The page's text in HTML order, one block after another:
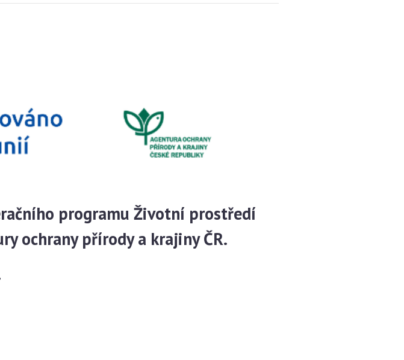
programu Životní prostředí
ochrany přírody a krajiny ČR.